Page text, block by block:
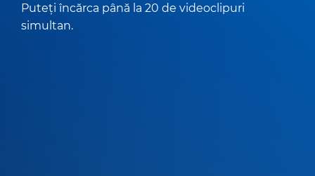
Puteți încărca până la 20 de videoclipuri
simultan.